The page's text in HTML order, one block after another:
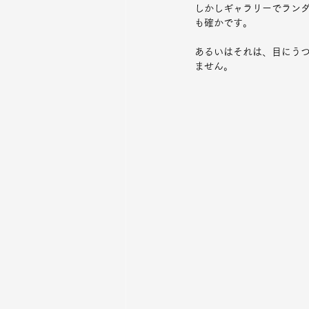
しかしギャラリーでラン
も確かです。
あるいはそれは、目にう
ません。